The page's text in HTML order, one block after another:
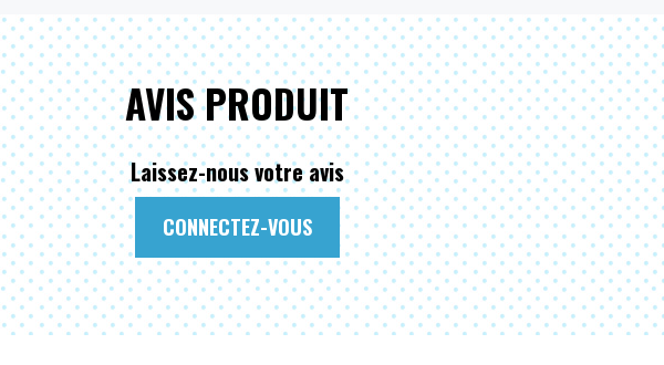
AVIS PRODUIT
Laissez-nous votre avis
CONNECTEZ-VOUS